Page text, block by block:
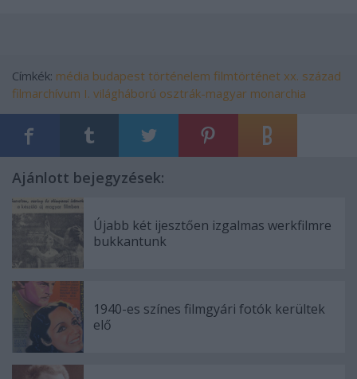
Címkék: média budapest történelem filmtörténet xx. század
filmarchívum I. világháború osztrák-magyar monarchia
Ajánlott bejegyzések:
Újabb két ijesztően izgalmas werkfilmre
bukkantunk
1940-es színes filmgyári fotók kerültek
elő